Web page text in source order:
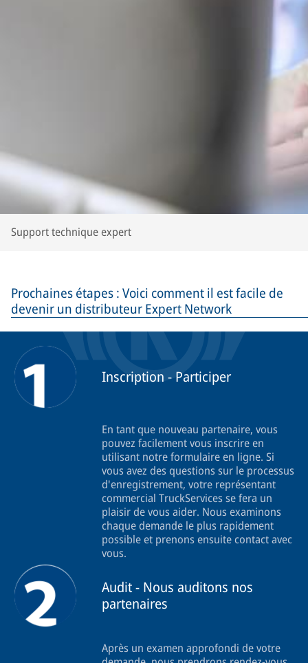
Support technique expert
Prochaines étapes : Voici comment il est facile de
devenir un distributeur Expert Network
Inscription - Participer
En tant que nouveau partenaire, vous
pouvez facilement vous inscrire en
utilisant notre formulaire en ligne. Si
vous avez des questions sur le processus
d'enregistrement, votre représentant
commercial TruckServices se fera un
plaisir de vous aider. Nous examinons
chaque demande le plus rapidement
possible et prenons ensuite contact avec
vous.
Audit - Nous auditons nos
partenaires
Après un examen approfondi de votre